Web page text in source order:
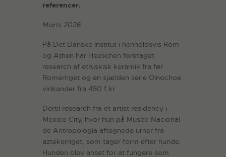
referencer.
Marts 2026
På Det Danske Institut i henholdsvis Rom
og Athen har Heeschen foretaget
research af etruskisk keramik fra før
Romerriget og en sjælden serie Oinochoe
vinkander fra 450 f.kr.
Dertil research fra et artist residency i
Mexico City, hvor hun på Museo Nacional
de Antropología aftegnede urner fra
aztekerriget, som tager form efter hunde.
Hunden blev anset for at fungere som